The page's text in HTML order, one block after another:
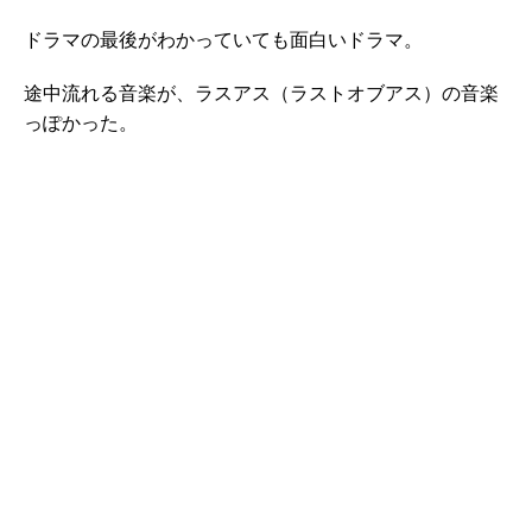
ドラマの最後がわかっていても面白いドラマ。
途中流れる音楽が、ラスアス（ラストオブアス）の音楽
っぽかった。